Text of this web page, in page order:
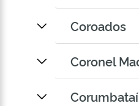
Coroados
Coronel
Corumbataí